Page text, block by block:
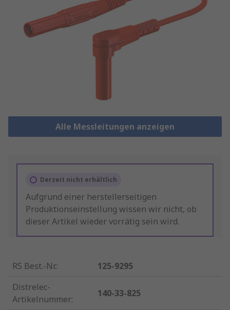
Alle Messleitungen anzeigen
Derzeit nicht erhältlich
Aufgrund einer herstellerseitigen
Produktionseinstellung wissen wir nicht, ob
dieser Artikel wieder vorrätig sein wird.
RS Best.-Nr.:
125-9295
Distrelec-
Artikelnummer:
140-33-825